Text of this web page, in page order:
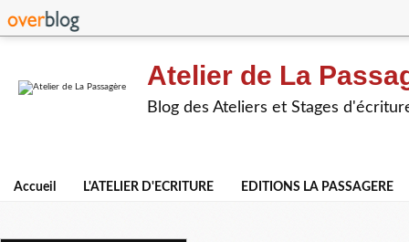
Atelier de La
Blog des Ateliers et Stages
Accueil L'ATELIER D'ECRITURE EDITIONS LA PASSAGERE